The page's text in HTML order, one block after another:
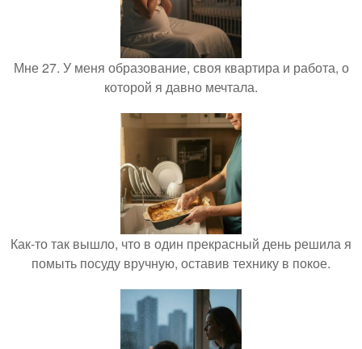
Мне 27. У меня образование, своя квартира и работа, о
которой я давно мечтала.
Как-то так вышло, что в один прекрасный день решила я
помыть посуду вручную, оставив технику в покое.